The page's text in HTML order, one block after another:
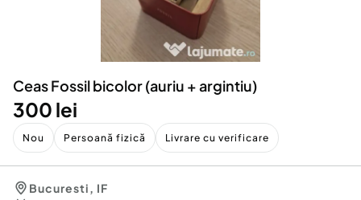
Animale de companie
Afaceri și echipamente profesionale
Inchiriere Bunuri si Vehicule
Utilaje agricole si industriale
Piese auto si accesorii
Ceas Fossil bicolor (auriu + argintiu)
300 lei
Nou Persoană fizică Livrare cu verificare
Bucuresti, IF